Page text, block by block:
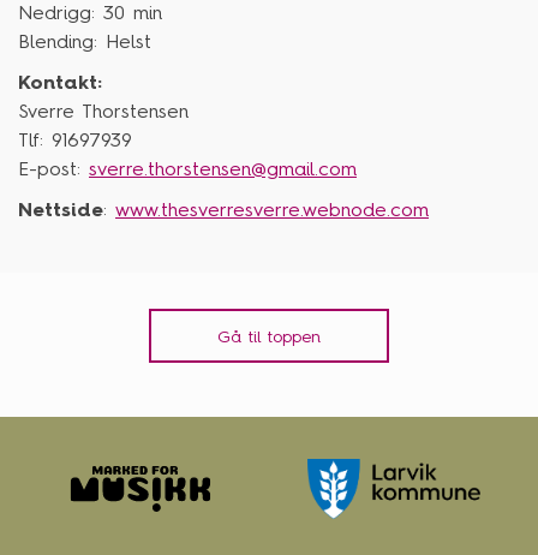
Nedrigg: 30 min
Blending: Helst
Kontakt:
Sverre Thorstensen
Tlf: 91697939
E-post: sverre.thorstensen@gmail.com
Nettside: www.thesverresverre.webnode.com
Gå til toppen